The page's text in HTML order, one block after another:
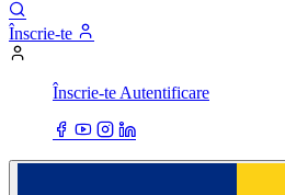
Înscrie-te
Înscrie-te Autentificare